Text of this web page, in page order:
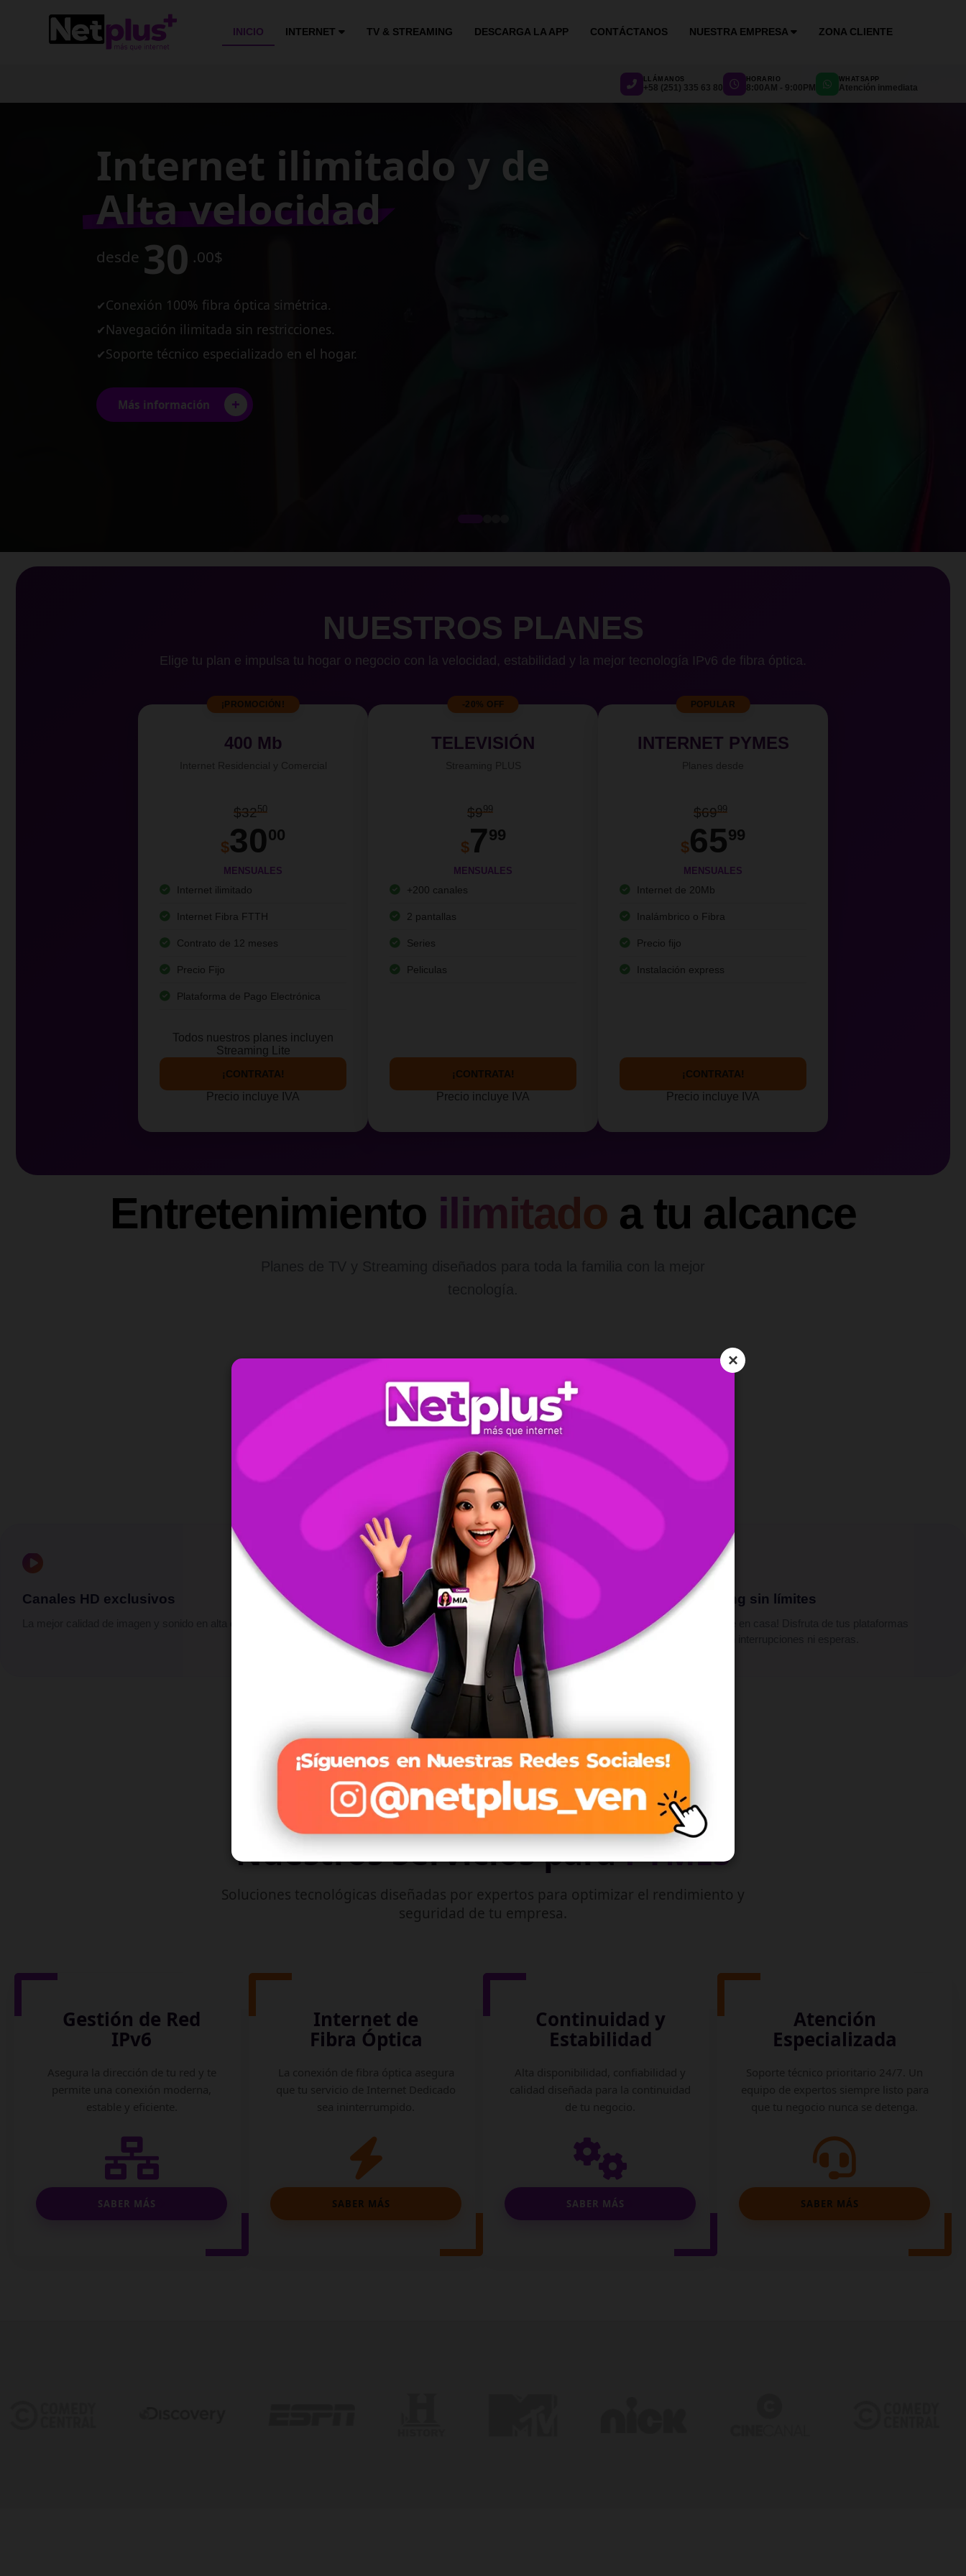
INICIO INTERNET TV & STREAMING DESCARGA LA APP CONTÁCTANOS NUESTRA EMPRESA ZONA CLIENTE
LLÁMANOS
+58 (251) 335 63 80
HORARIO
8:00AM - 9:00PM
WHATSAPP
Atención inmediata
×
Conexión estable y
de alta velocidad
para tu negocio
10
✔Planes diseñados para pequeñas y medianas empresas.
✔Estabilidad garantizada para tus procesos críticos.
Más información +
NUESTROS PLANES
Elige tu plan e impulsa tu hogar o negocio con la velocidad, estabilidad y la mejor tecnología IPv6 de fibra óptica.
¡PROMOCIÓN!
400 Mb
$3250
$3000
MENSUALES
Internet ilimitado
Internet Fibra FTTH
Contrato de 12 meses
Precio Fijo
Plataforma de Pago Electrónica
Todos nuestros planes incluyen
Streaming Lite
¡CONTRATA!
Precio incluye IVA
-20% OFF
TELEVISIÓN
$999
$799
MENSUALES
+200 canales
2 pantallas
Series
Peliculas
¡CONTRATA!
Precio incluye IVA
POPULAR
INTERNET PYMES
$6999
$6599
MENSUALES
Internet de 20Mb
Inalámbrico o Fibra
Precio fijo
Instalación express
¡CONTRATA!
Precio incluye IVA
Entretenimiento ilimitado a tu alcance
Canales HD exclusivos Máximo Rendimiento
Streaming optimizado que se adapta a tu conexión en
tiempo real.
Streaming sin límites
Nuestros Servicios paraPYMES
Soluciones tecnológicas diseñadas por expertos para optimizar el rendimiento y
seguridad de tu empresa.
Gestión de Red
IPv6
SABER MÁS
Internet de
Fibra Óptica
SABER MÁS
Continuidad y
Estabilidad
SABER MÁS
Atención
Especializada
SABER MÁS